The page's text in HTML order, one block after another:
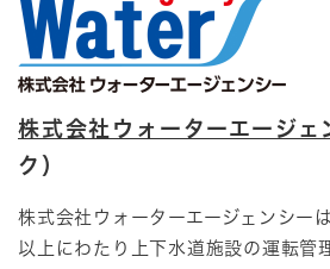
株式会社ウォーターエージェ
ク）
株式会社ウォーターエージェンシー
以上にわたり上下水道施設の運転管